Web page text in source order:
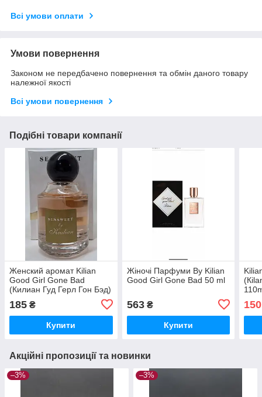
Всі умови оплати
Умови повернення
Законом не передбачено повернення та обмін даного товару
належної якості
Всі умови повернення
Подібні товари компанії
Женский аромат Kilian
Good Girl Gone Bad
(Килиан Гуд Герл Гон Бэд)
185 ₴
Купити
Жіночі Парфуми By Kilian
Good Girl Gone Bad 50 ml
563₴
Купити
150
Акційні пропозиції та новинки
–3% –3%